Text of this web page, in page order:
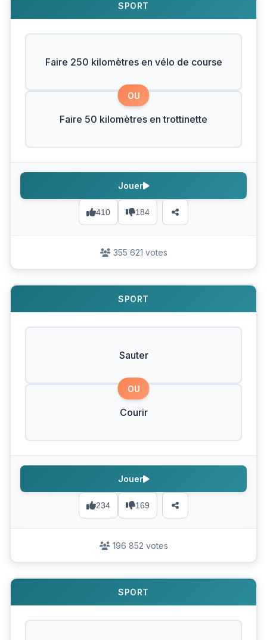
SPORT
Faire 250 kilomètres en vélo de course
OU
Faire 50 kilomètres en trottinette
410 184
Jouer
355 621 votes
SPORT
Sauter
OU
Courir
234 169
Jouer
196 852 votes
SPORT